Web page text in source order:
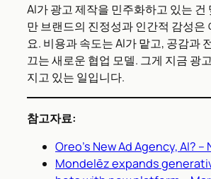
AI가 광고 제작을 민주화하고 있는 건
만 브랜드의 진정성과 인간적 감성은
요. 비용과 속도는 AI가 맡고, 공감과
끄는 새로운 협업 모델. 그게 지금 광
지고 있는 일입니다.
참고자료:
Oreo’s New Ad Agency, AI? –
Mondelēz expands